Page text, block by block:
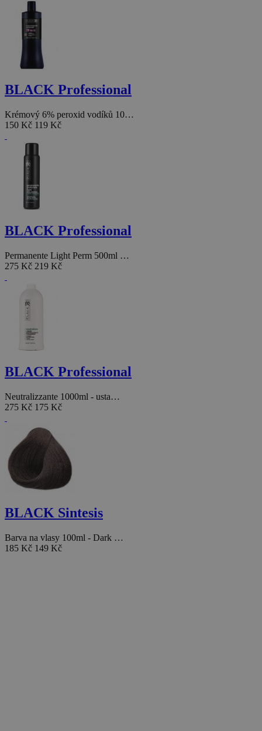
BLACK Professional
Krémový 6% peroxid vodíků 10…
150 Kč 119 Kč
BLACK Professional
Permanente Light Perm 500ml …
275 Kč 219 Kč
BLACK Professional
Neutralizzante 1000ml - usta…
275 Kč 175 Kč
BLACK Sintesis
Barva na vlasy 100ml - Dark …
185 Kč 149 Kč